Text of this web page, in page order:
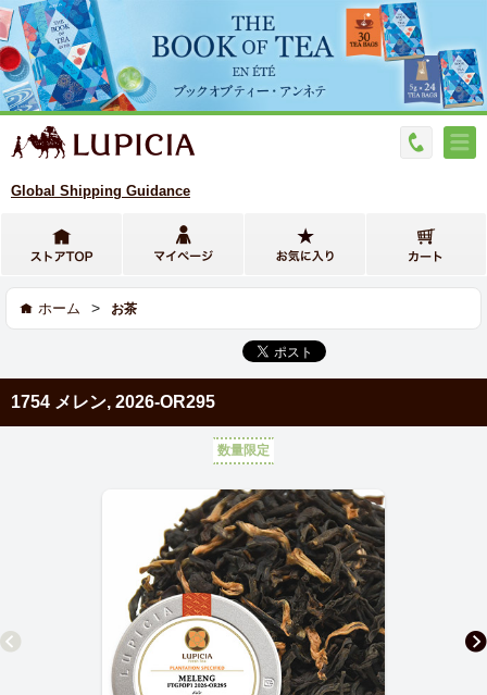
Global Shipping Guidance
ホーム > お茶
1754 メレン, 2026-OR295
数量限定